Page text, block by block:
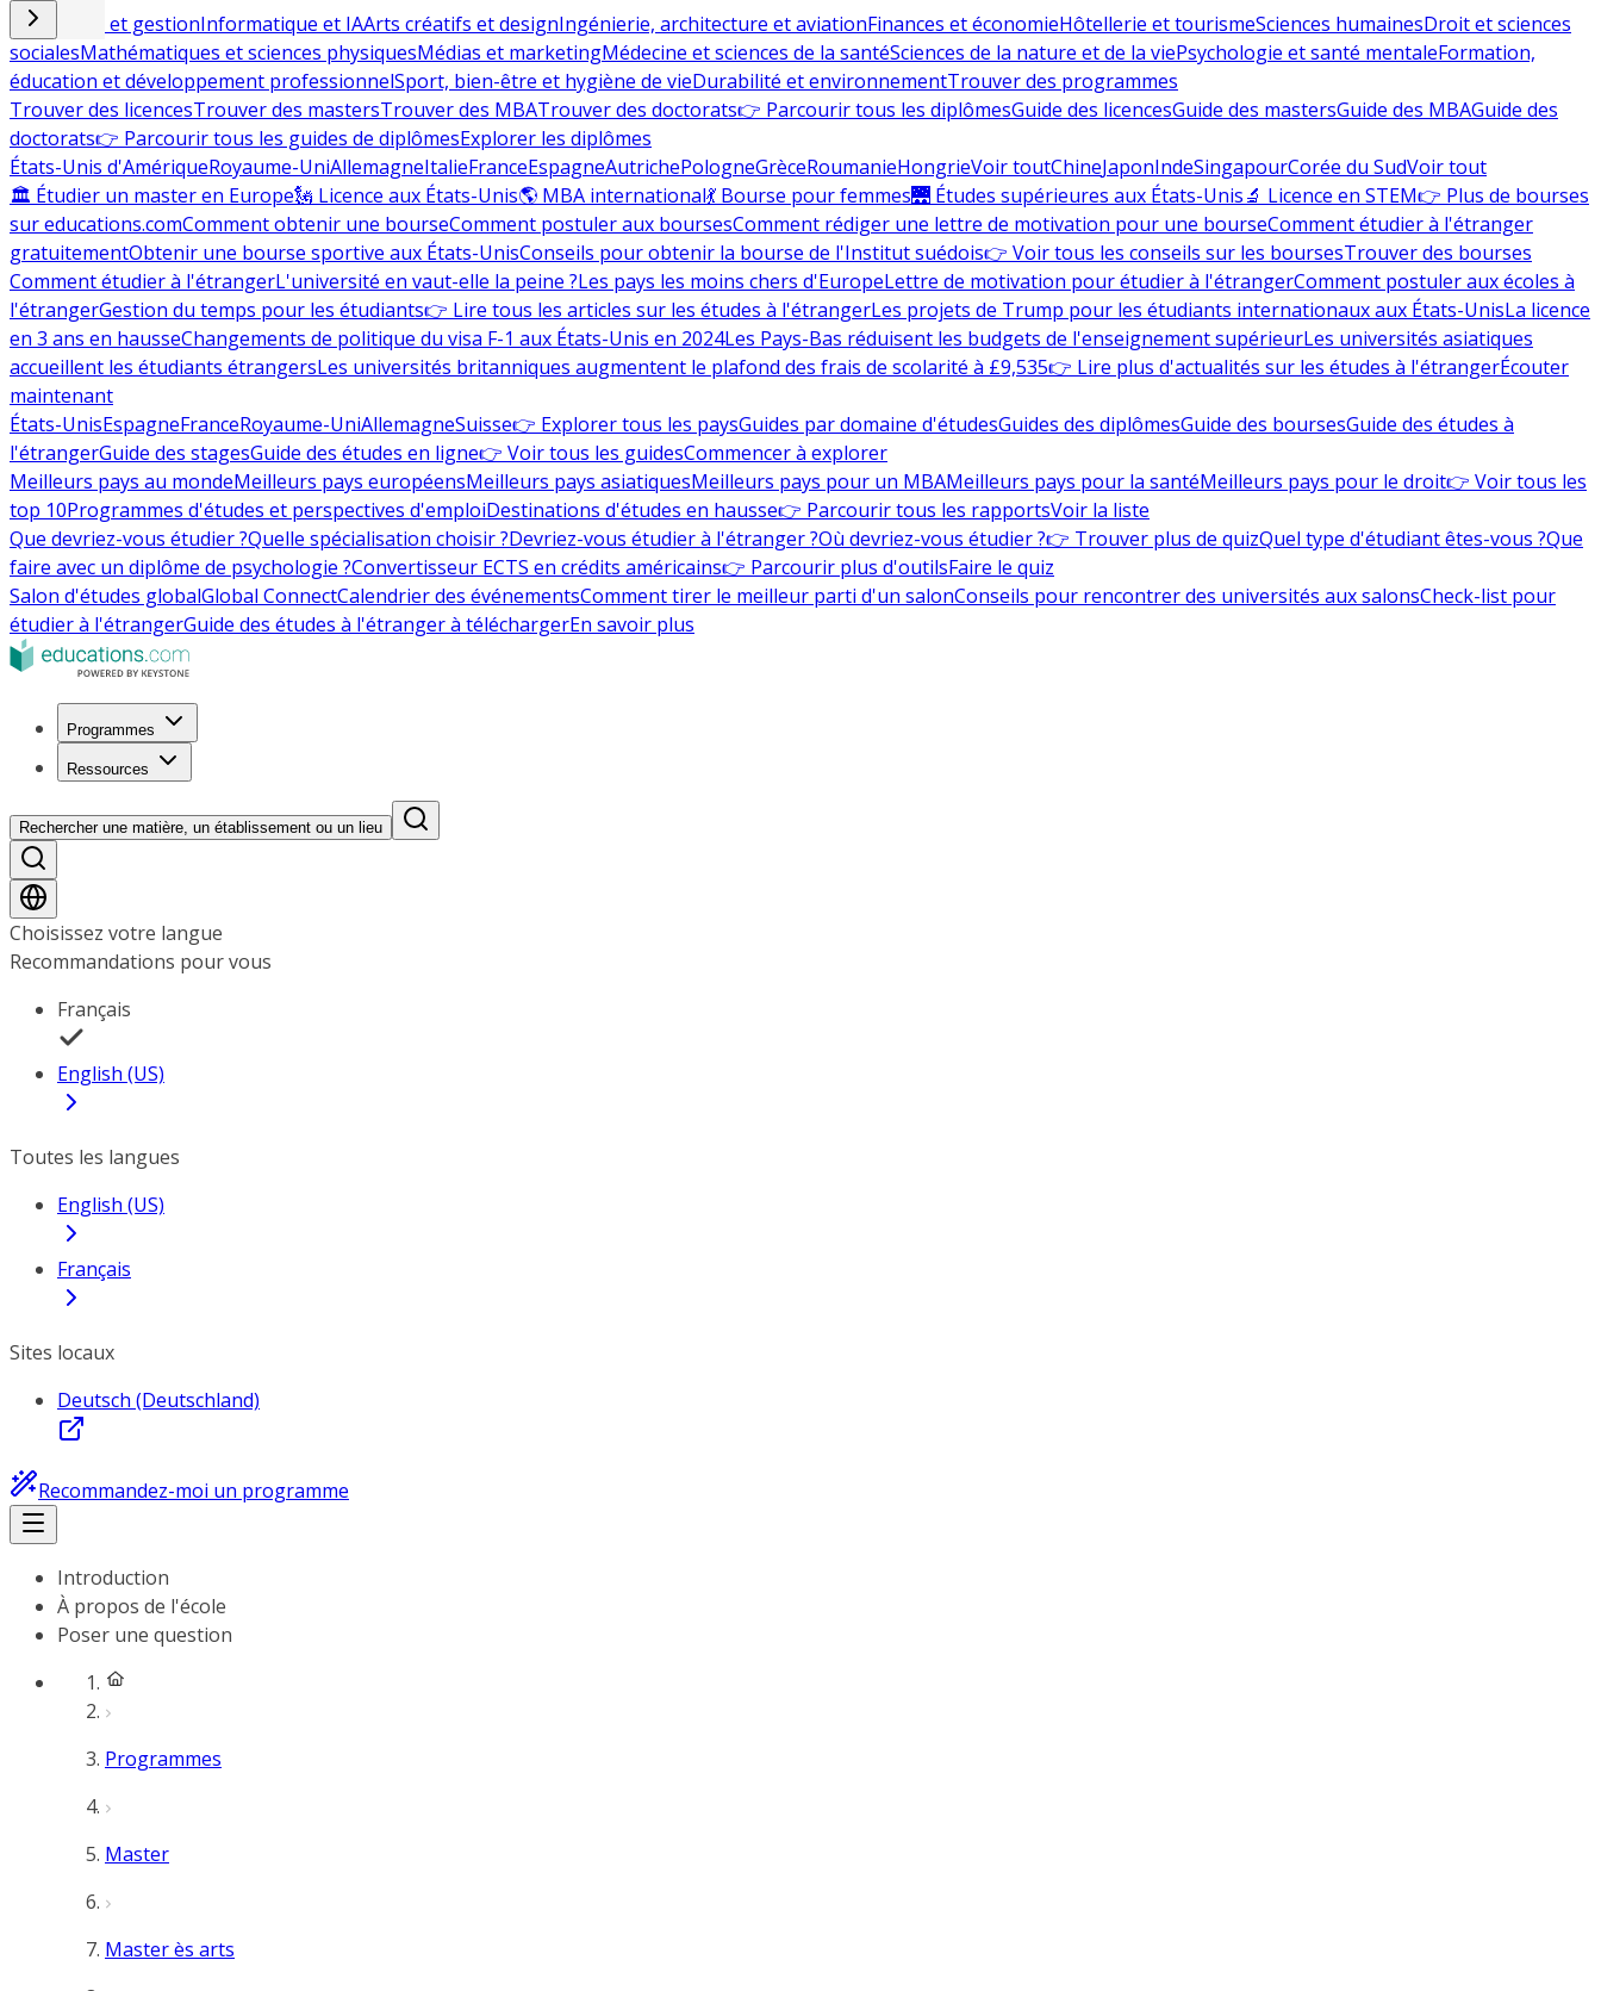
Commerce et gestionInformatique et IAArts créatifs et designIngénierie, architecture et aviationFinances et économieHôtellerie et tourismeSciences humainesDroit et sciences
socialesMathématiques et sciences physiquesMédias et marketingMédecine et sciences de la santéSciences de la nature et de la viePsychologie et santé mentaleFormation,
éducation et développement professionnelSport, bien-être et hygiène de vieDurabilité et environnementTrouver des programmes
Trouver des licencesTrouver des mastersTrouver des MBATrouver des doctorats👉 Parcourir tous les diplômesGuide des licencesGuide des mastersGuide des MBAGuide des
doctorats👉 Parcourir tous les guides de diplômesExplorer les diplômes
États-Unis d'AmériqueRoyaume-UniAllemagneItalieFranceEspagneAutrichePologneGrèceRoumanieHongrieVoir toutChineJaponIndeSingapourCorée du SudVoir tout
🏛 Étudier un master en Europe🗽 Licence aux États-Unis🌎 MBA international💃 Bourse pour femmes🌉 Études supérieures aux États-Unis🔬 Licence en STEM👉 Plus de bourses
sur educations.comComment obtenir une bourseComment postuler aux boursesComment rédiger une lettre de motivation pour une bourseComment étudier à l'étranger
gratuitementObtenir une bourse sportive aux États-UnisConseils pour obtenir la bourse de l'Institut suédois👉 Voir tous les conseils sur les boursesTrouver des bourses
Comment étudier à l'étrangerL'université en vaut-elle la peine ?Les pays les moins chers d'EuropeLettre de motivation pour étudier à l'étrangerComment postuler aux écoles à
l'étrangerGestion du temps pour les étudiants👉 Lire tous les articles sur les études à l'étrangerLes projets de Trump pour les étudiants internationaux aux États-UnisLa licence
en 3 ans en hausseChangements de politique du visa F-1 aux États-Unis en 2024Les Pays-Bas réduisent les budgets de l'enseignement supérieurLes universités asiatiques
accueillent les étudiants étrangersLes universités britanniques augmentent le plafond des frais de scolarité à £9,535👉 Lire plus d'actualités sur les études à l'étrangerÉcouter
maintenant
États-UnisEspagneFranceRoyaume-UniAllemagneSuisse👉 Explorer tous les paysGuides par domaine d'étudesGuides des diplômesGuide des boursesGuide des études à
l'étrangerGuide des stagesGuide des études en ligne👉 Voir tous les guidesCommencer à explorer
Meilleurs pays au mondeMeilleurs pays européensMeilleurs pays asiatiquesMeilleurs pays pour un MBAMeilleurs pays pour la santéMeilleurs pays pour le droit👉 Voir tous les
top 10Programmes d'études et perspectives d'emploiDestinations d'études en hausse👉 Parcourir tous les rapportsVoir la liste
Que devriez-vous étudier ?Quelle spécialisation choisir ?Devriez-vous étudier à l'étranger ?Où devriez-vous étudier ?👉 Trouver plus de quizQuel type d'étudiant êtes-vous ?Que
faire avec un diplôme de psychologie ?Convertisseur ECTS en crédits américains👉 Parcourir plus d'outilsFaire le quiz
Salon d'études globalGlobal ConnectCalendrier des événementsComment tirer le meilleur parti d'un salonConseils pour rencontrer des universités aux salonsCheck-list pour
étudier à l'étrangerGuide des études à l'étranger à téléchargerEn savoir plus
Programmes
Ressources
Rechercher une matière, un établissement ou un lieu
Choisissez votre langue
Recommandations pour vous
Français
English (US)
Toutes les langues
English (US)
Français
Sites locaux
Deutsch (Deutschland)
Recommandez-moi un programme
Introduction
À propos de l'école
Poser une question
Programmes
Master
Master ès arts